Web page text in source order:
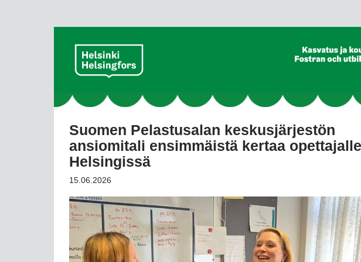
Suomen Pelastusalan keskusjärjestön
ansiomitali ensimmäistä kertaa opettajalle
Helsingissä
15.06.2026